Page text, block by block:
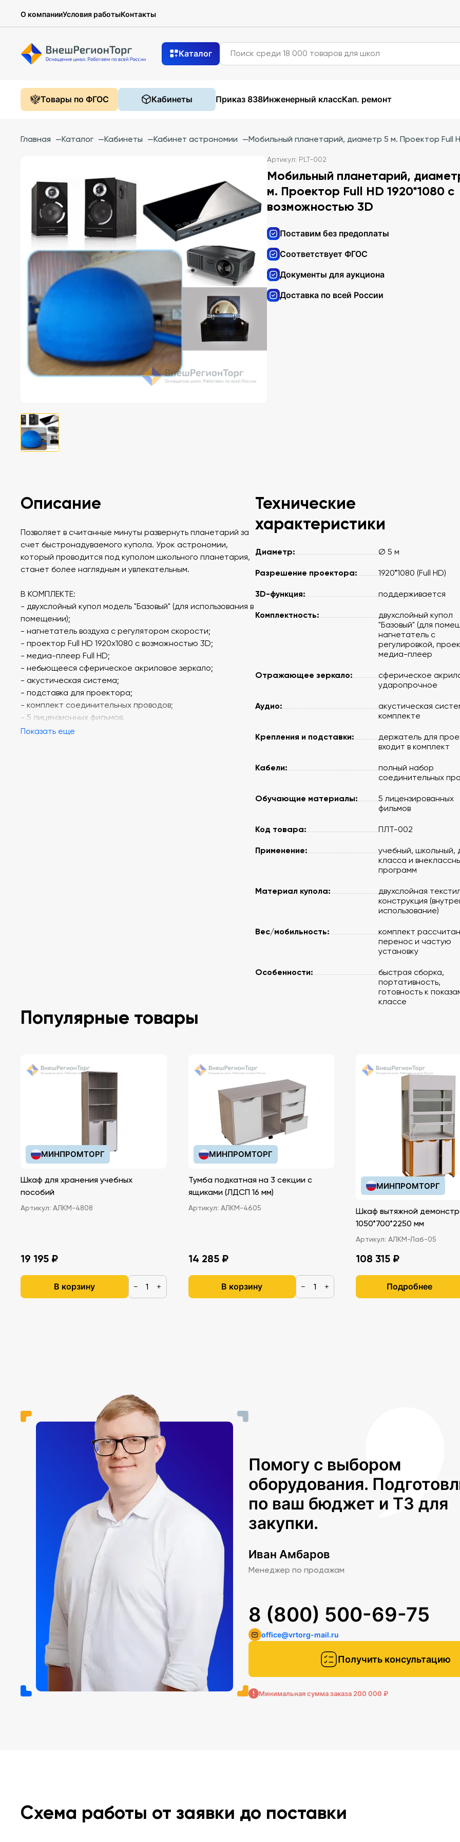
О компанииУсловия работыКонтакты
Каталог
Товары по ФГОС Кабинеты Приказ 838Инженерный классКап. ремонт
Главная —Каталог —Кабинеты —Кабинет астрономии —Мобильный планетарий, диаметр 5 м. Проектор Full
Артикул: PLT-002
Мобильный планетарий,
м. Проектор Full HD 1920*1080 с
возможностью 3D
Поставим без предоплаты
Соответствует ФГОС
Документы для аукциона
Доставка по всей России
Описание
Позволяет в считанные минуты развернуть планетарий за
счет быстронадуваемого купола. Урок астрономии,
который проводится под куполом школьного планетария,
станет более наглядным и увлекательным.
В КОМПЛЕКТЕ:
- двухслойный купол модель "Базовый" (для использования в
помещении);
- нагнетатель воздуха с регулятором скорости;
- проектор Full HD 1920х1080 с возможностью 3D;
- медиа-плеер Full HD;
- небьющееся сферическое акриловое зеркало;
- акустическая система;
- подставка для проектора;
- комплект соединительных проводов;
- 5 лицензионных фильмов.
Показать еще
Технические
характеристики
Диаметр: Ø 5 м
Разрешение проектора: 1920*1080 (Full HD)
3D-функция: поддерживается
Комплектность:
двухслойный купол
"Базовый" (для
нагнетатель с
регулировкой,
медиа-плеер
Отражающее зеркало:
сферическое
ударопрочное
Аудио:
акустическая
комплекте
Крепления и подставки:
держатель для
входит в комплект
Кабели:
полный набор
соединительных
Обучающие материалы:
5 лицензированных
фильмов
Код товара: ПЛТ-002
Применение:
учебный, школьный,
класса и
программ
Материал купола:
двухслойная
конструкция
использование)
Вес/мобильность:
комплект
перенос и частую
установку
Особенности:
быстрая сборка,
портативность,
готовность к
классе
Популярные товары
МИНПРОМТОРГ
Шкаф для хранения учебных
пособий
Артикул: АЛКМ-4808
19 195 ₽
В корзину − +
МИНПРОМТОРГ
Тумба подкатная на 3 секции с
ящиками (ЛДСП 16 мм)
Артикул: АЛКМ-4605
14 285 ₽
В корзину − +
МИНПРОМТОРГ
Шкаф вытяжной
1050*700*2250 мм
Артикул: АЛКМ-Лаб-05
108 315 ₽
Подробнее
Помогу с выбором
оборудования.
по ваш бюджет и ТЗ для
закупки.
Иван Амбаров
Менеджер по продажам
Получить консультацию
8 (800) 500-69-75
office@vrtorg-mail.ru
Минимальная сумма заказа 200 000 ₽
Схема работы от заявки до поставки